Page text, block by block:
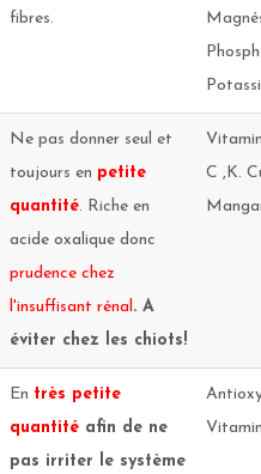
fibres.
Ne pas donner seul et
toujours en petite
quantité. Riche en
acide oxalique donc
prudence chez
l'insuffisant rénal . A
éviter chez les chiots!
C ,K.
En très petite
quantité afin de ne
pas irriter le système